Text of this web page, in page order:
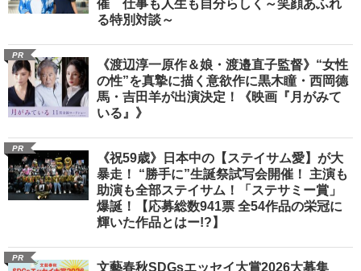
催 仕事も人生も自分らしく～笑顔あふれ
る特別対談～
PR
《渡辺淳一原作＆娘・渡邉直子監督》“女性
の性”を真摯に描く意欲作に黒木瞳・西岡德
馬・吉田羊が出演決定！《映画『月がみて
いる』》
PR
《祝59歳》日本中の【ステイサム愛】が大
暴走！ “勝手に”生誕祭試写会開催！ 主演も
助演も全部ステイサム！「ステサミー賞」
爆誕！【応募総数941票 全54作品の栄冠に
輝いた作品とはー!?】
PR
文藝春秋SDGsエッセイ大賞2026大募集